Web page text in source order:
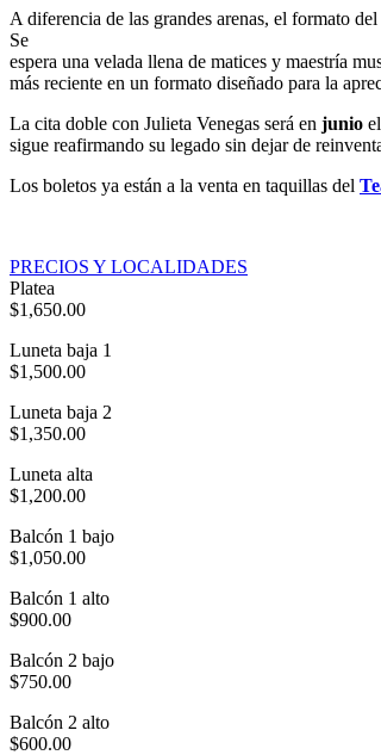
A diferencia de las grandes arenas, el formato del
Se
espera una velada llena de matices y maestría
más reciente en un formato diseñado para la
La cita doble con Julieta Venegas será en junio el
sigue reafirmando su legado sin dejar de
Los boletos ya están a la venta en taquillas del
PRECIOS Y LOCALIDADES
Platea
$1,650.00
Luneta baja 1
$1,500.00
Luneta baja 2
$1,350.00
Luneta alta
$1,200.00
Balcón 1 bajo
$1,050.00
Balcón 1 alto
$900.00
Balcón 2 bajo
$750.00
Balcón 2 alto
$600.00